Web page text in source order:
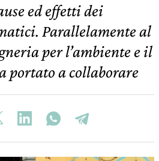
ed effetti dei
Parallelamente al
per l’ambiente e il
portato a collaborare